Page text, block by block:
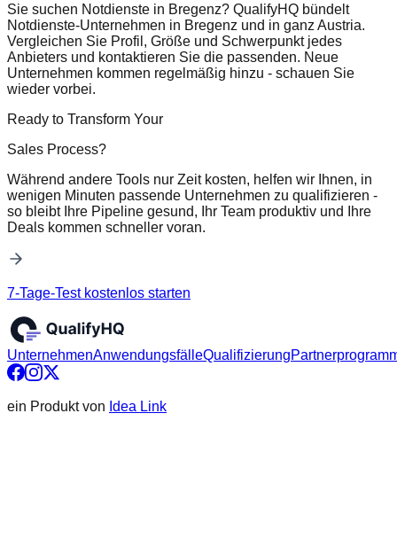
Sie suchen Notdienste in Bregenz? QualifyHQ bündelt
Notdienste-Unternehmen in Bregenz und in ganz Austria.
Vergleichen Sie Profil, Größe und Schwerpunkt jedes
Anbieters und kontaktieren Sie die passenden. Neue
Unternehmen kommen regelmäßig hinzu - schauen Sie
wieder vorbei.
Ready to Transform Your
Sales Process?
Während andere Tools nur Zeit kosten, helfen wir Ihnen, in
wenigen Minuten passende Unternehmen zu qualifizieren -
so bleibt Ihre Pipeline gesund, Ihr Team produktiv und Ihre
Deals kommen schneller voran.
7-Tage-Test kostenlos starten
UnternehmenAnwendungsfälleQualifizierung
ein Produkt von Idea Link